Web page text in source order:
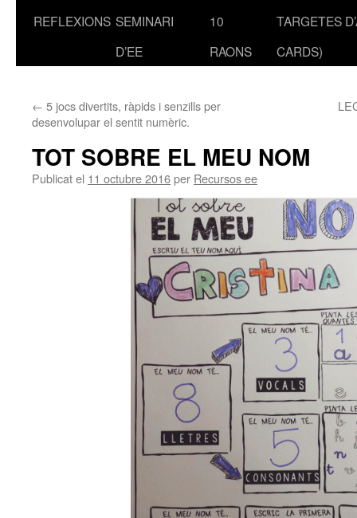
REFLEXIONS SEMINARI
D’EE
10
RAONS
TARGETES
CARDS)
← 5 jocs divertits, ràpids i senzills per
desenvolupar el sentit numèric.
TOT SOBRE EL MEU NOM
Publicat el 11 octubre 2016per Recursos ee